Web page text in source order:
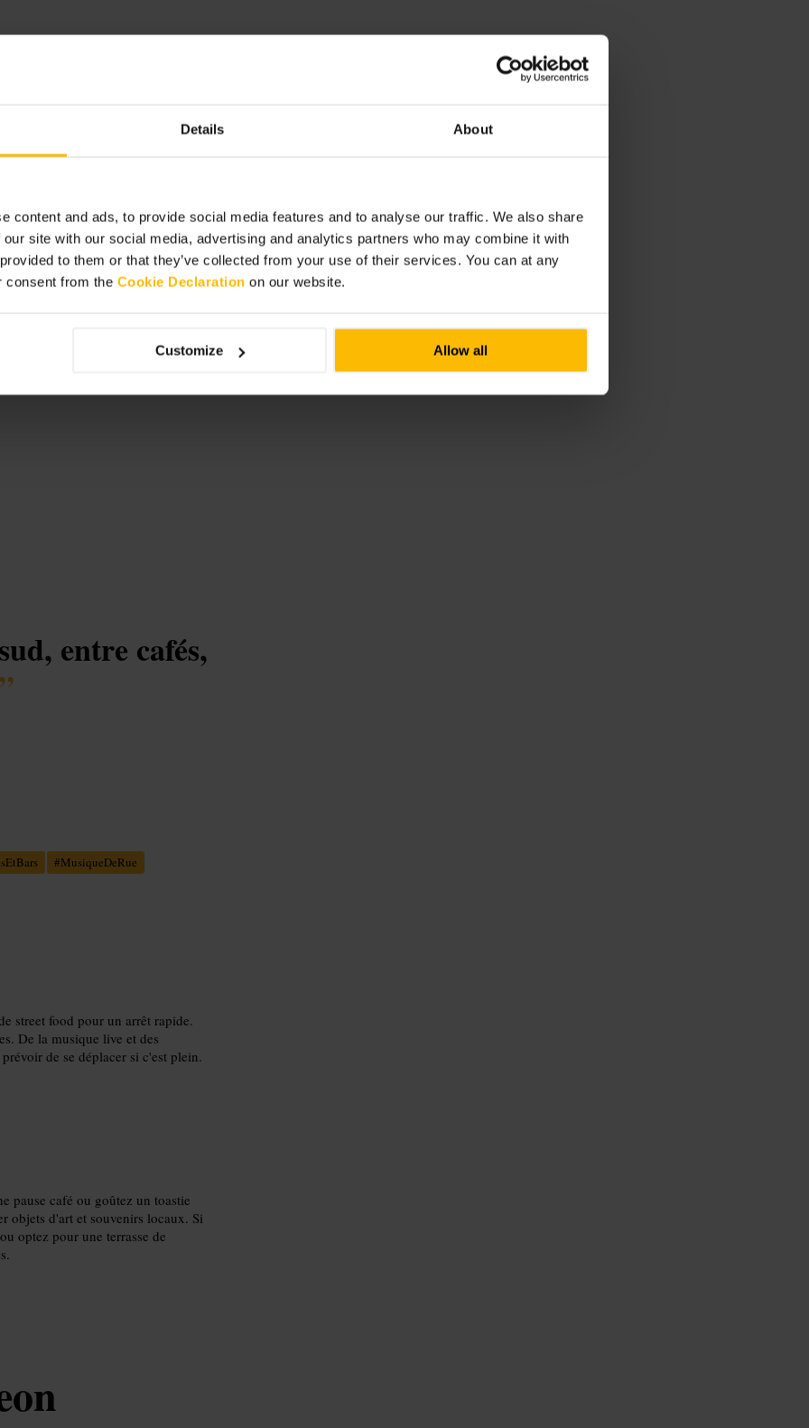
Details About
content and ads, to provide social media features and to analyse our traffic. We also share
site with our social media, advertising and analytics partners who may combine it with
to them or that they’ve collected from your use of their services. You can at any
consent from the Cookie Declaration on our website.
Customize Allow all
de cuisine. Plats à emporter,
et aisances varient selon
Prenez des portions à partager pour
si vous venez en famille.
au Southbank Centre.
food-market/
entre cafés,
”
#MusiqueDeRue
street food pour un arrêt rapide.
De la musique live et des
de se déplacer si c'est plein.
pause café ou goûtez un toastie
objets d'art et souvenirs locaux. Si
optez pour une terrasse de